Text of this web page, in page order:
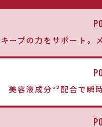
ープの力をサポート。
美容液成分*²配合で瞬